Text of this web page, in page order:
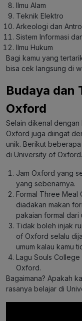
Ilmu Alam
Teknik Elektro
Arkeologi dan
Sistem Informasi
Ilmu Hukum
Bagi kamu yang
bisa cek langsung di
Budaya dan
Oxford
Selain dikenal
Oxford juga diingat
unik. Berikut
di University of Oxford.
Jam Oxford yang
yang sebenarnya.
Formal Three Meal
diadakan makan
pakaian formal dari
Tidak boleh injak
of Oxford selalu
umum kalau kamu
Lagu Souls
Oxford.
Bagaimana? Apakah
rasanya belajar di